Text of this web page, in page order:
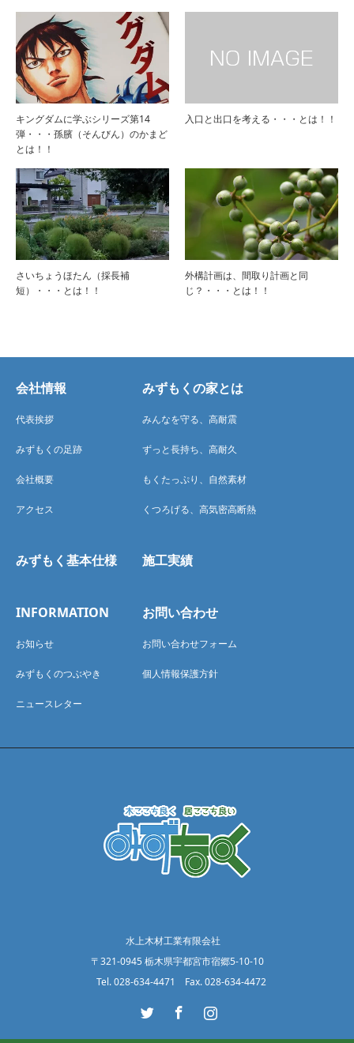
キングダムに学ぶシリーズ第14
弾・・・孫臏（そんびん）のかまど
とは！！
入口と出口を考える・・・とは！！
さいちょうほたん（採長補
短）・・・とは！！
外構計画は、間取り計画と同
じ？・・・とは！！
会社情報
代表挨拶
みずもくの足跡
会社概要
アクセス
みずもくの家とは
みんなを守る、高耐震
ずっと長持ち、高耐久
もくたっぷり、自然素材
くつろげる、高気密高断熱
みずもく基本仕様 施工実績
INFORMATION
お知らせ
みずもくのつぶやき
ニュースレター
お問い合わせ
お問い合わせフォーム
個人情報保護方針
水上木材工業有限会社
〒321-0945 栃木県宇都宮市宿郷5-10-10
Tel. 028-634-4471 Fax. 028-634-4472